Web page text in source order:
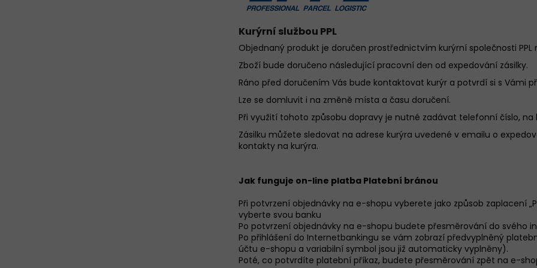
Kurýrní službou PPL
Objednaný produkt je doručen prostřednictvím kurýrní společnosti
Zboží bude doručeno následující pracovní den od expedování zásilky.
Ráno před doručením Vás bude kontaktovat kurýr a potvrdí si s Vámi
Lze se domluvit i na změně místa a času doručení.
Při využití tohoto způsobu dopravy je nutné zadávat telefonní číslo, na
Zásilku můžete sledovat na adrese kurýra uvedené v emailu o
kontakty na kurýra.
Jak funguje on-line platba Platební bránou
Při potvrzení objednávky na e-shopu vyberete jako způsob zaplacení
vyberte svou banku
Po potvrzení objednávky na e-shopu budete přesměrování do svého
Po přihlášení do Internetbankingu se vám zobrazí předvyplněný
účtu e-shopu a variabilní symbol jsou již automaticky vyplněny).
Poté, co potvrdíte platební příkaz, budete přesměrování zpět na e-